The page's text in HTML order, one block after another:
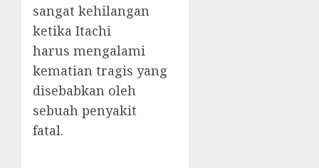
sangat kehilangan
ketika Itachi
harus mengalami
kematian tragis yang
disebabkan oleh
sebuah penyakit
fatal.